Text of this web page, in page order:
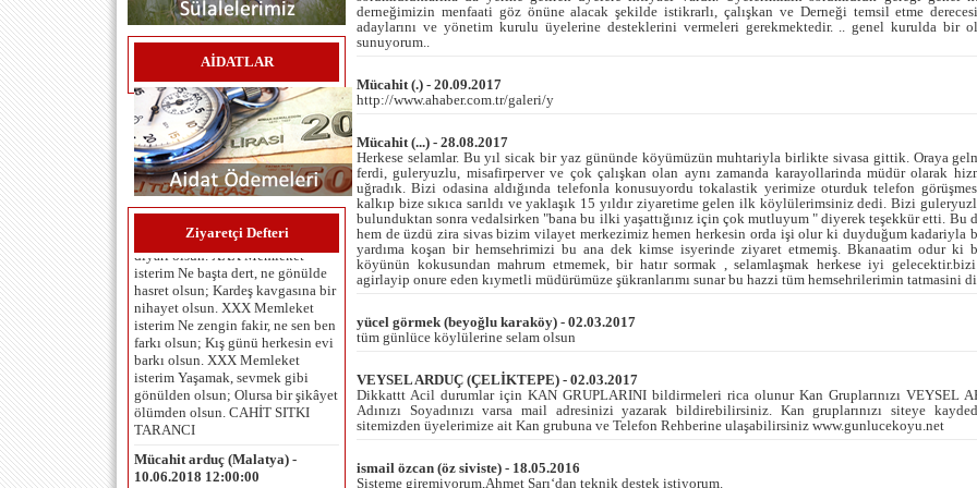
AİDATLAR
Ziyaretçi Defteri
Umut Çaykara (İzmir ) -
06.06.2025 12:00:00
MEMLEKET İSTERİM Memleket
isterim Gök mavi, dal yeşil, tarla
sarı olsun; Kuşların çiçeklerin
diyarı olsun. XXX Memleket
isterim Ne başta dert, ne gönülde
hasret olsun; Kardeş kavgasına bir
nihayet olsun. XXX Memleket
isterim Ne zengin fakir, ne sen ben
farkı olsun; Kış günü herkesin evi
barkı olsun. XXX Memleket
isterim Yaşamak, sevmek gibi
gönülden olsun; Olursa bir şikâyet
ölümden olsun. CAHİT SITKI
TARANCI
Mücahit arduç (Malatya) -
10.06.2018 12:00:00
Herkese merhaba... köyümüzün
derneğimizin menfaati göz önüne alacak şekilde istikrarlı, çalışkan ve Derneği temsil etme
adaylarını ve yönetim kurulu üyelerine desteklerini vermeleri gerekmektedir. .. genel kurulda bir
sunuyorum..
Mücahit (.) - 20.09.2017
http://www.ahaber.com.tr/galeri/y
Mücahit (...) - 28.08.2017
Herkese selamlar. Bu yıl sicak bir yaz gününde köyümüzün muhtariyla birlikte sivasa gittik. Oraya
ferdi, guleryuzlu, misafirperver ve çok çalışkan olan aynı zamanda karayollarinda müdür olarak
uğradık. Bizi odasina aldığında telefonla konusuyordu tokalastik yerimize oturduk telefon
kalkıp bize sıkıca sarıldı ve yaklaşık 15 yıldır ziyaretime gelen ilk köylülerimsiniz dedi. Bizi
bulunduktan sonra vedalsirken "bana bu ilki yaşattığınız için çok mutluyum " diyerek teşekkür etti. Bu
hem de üzdü zira sivas bizim vilayet merkezimiz hemen herkesin orda işi olur ki duyduğum kadariyla
yardıma koşan bir hemsehrimizi bu ana dek kimse isyerinde ziyaret etmemiş. Bkanaatim odur ki
köyünün kokusundan mahrum etmemek, bir hatır sormak , selamlaşmak herkese iyi
agirlayip onure eden kıymetli müdürümüze şükranlarımı sunar bu hazzi tüm hemsehrilerimin tatmasini
yücel görmek (beyoğlu karaköy) - 02.03.2017
tüm günlüce köylülerine selam olsun
VEYSEL ARDUÇ (ÇELİKTEPE) - 02.03.2017
Dikkattt Acil durumlar için KAN GRUPLARINI bildirmeleri rica olunur Kan Gruplarınızı VEYSEL
Adınızı Soyadınızı varsa mail adresinizi yazarak bildirebilirsiniz. Kan gruplarınızı siteye
sitemizden üyelerimize ait Kan grubuna ve Telefon Rehberine ulaşabilirsiniz www.gunlucekoyu.net
ismail özcan (öz siviste) - 18.05.2016
Sisteme giremiyorum,Ahmet Sarı‘dan teknik destek istiyorum.